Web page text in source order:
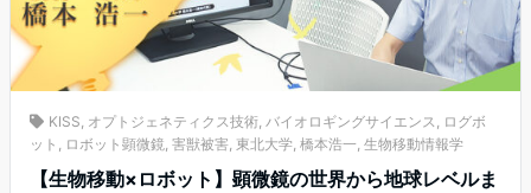
KISS, オプトジェネティクス技術, バイオロギングサイエンス, ログボ
ット , ロボット顕微鏡, 害獣被害, 東北大学, 橋本浩一, 生物移動情報学
【生物移動×ロボット】顕微鏡の世界から地球レベルま